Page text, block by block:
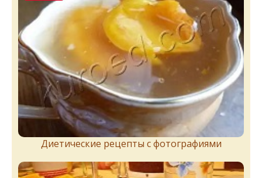
Диетические рецепты с фотографиями